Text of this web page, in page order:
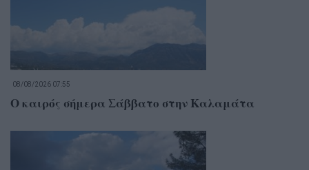
08/08/2026 07:55
Ο καιρός σήμερα Σάββατο στην Καλαμάτα